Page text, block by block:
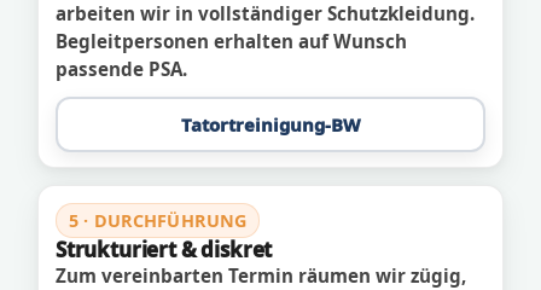
arbeiten wir in vollständiger Schutzkleidung.
Begleitpersonen erhalten auf Wunsch
passende PSA.
Tatortreinigung-BW
5 · DURCHFÜHRUNG
Strukturiert & diskret
Zum vereinbarten Termin räumen wir zügig,